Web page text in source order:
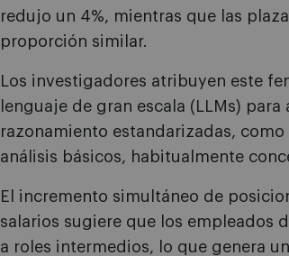
redujo un 4%, mientras que las
proporción similar.
Los investigadores atribuyen este
lenguaje de gran escala (LLMs)
razonamiento estandarizadas,
análisis básicos, habitualmente
El incremento simultáneo de
salarios sugiere que los empleados
a roles intermedios, lo que genera